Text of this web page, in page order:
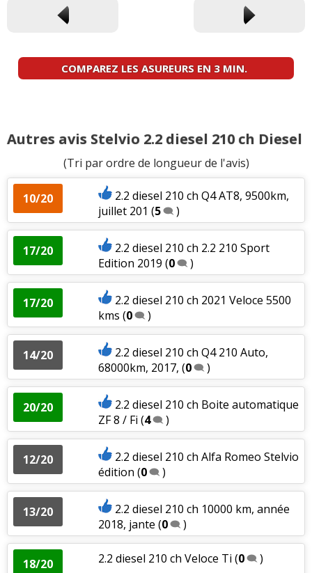
COMPAREZ LES ASUREURS EN 3 MIN.
Autres avis Stelvio 2.2 diesel 210 ch Diesel
(Tri par ordre de longueur de l'avis)
10/20
2.2 diesel 210 ch Q4 AT8, 9500km,
juillet 201 (5 )
17/20
2.2 diesel 210 ch 2.2 210 Sport
Edition 2019 (0 )
17/20
2.2 diesel 210 ch 2021 Veloce 5500
kms (0 )
14/20
2.2 diesel 210 ch Q4 210 Auto,
68000km, 2017, (0 )
20/20
2.2 diesel 210 ch Boite automatique
ZF 8 / Fi (4 )
12/20
2.2 diesel 210 ch Alfa Romeo Stelvio
édition (0 )
13/20
2.2 diesel 210 ch 10000 km, année
2018, jante (0 )
18/20 2.2 diesel 210 ch Veloce Ti (0 )